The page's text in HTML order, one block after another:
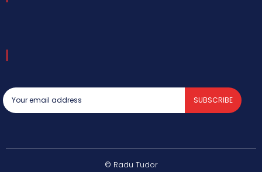
SUBSCRIBE
© Radu Tudor